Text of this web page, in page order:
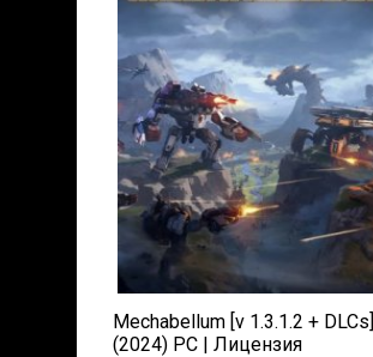
Mechabellum [v 1.3.1.2 + DLCs]
(2024) PC | Лицензия